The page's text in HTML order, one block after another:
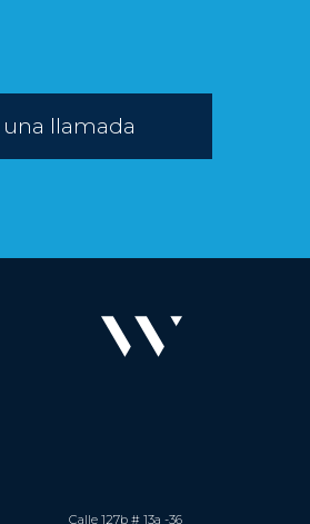
llamada
Calle 127b # 13a -36